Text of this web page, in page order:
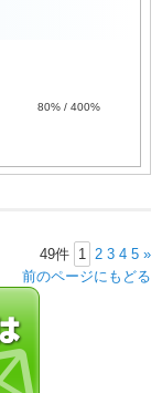
80% / 400%
49件 1 2 3 4 5 »
前のページにもどる